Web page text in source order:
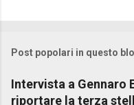
Post popolari in questo
Intervista a Gennaro
riportare la terza